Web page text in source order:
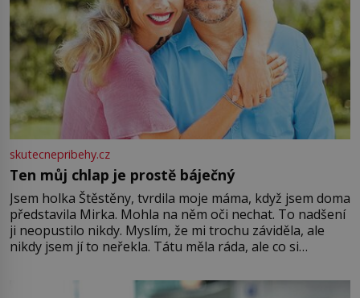
skutecnepribehy.cz
Ten můj chlap je prostě báječný
Jsem holka Štěstěny, tvrdila moje máma, když jsem doma
představila Mirka. Mohla na něm oči nechat. To nadšení
ji neopustilo nikdy. Myslím, že mi trochu záviděla, ale
nikdy jsem jí to neřekla. Tátu měla ráda, ale co si
Jsme spolu moc rádi Tehdy byla jiná doba, když